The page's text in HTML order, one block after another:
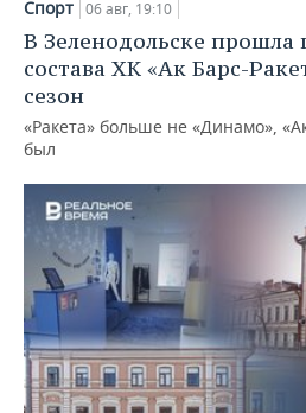
Спорт 06 авг, 19:10
В Зеленодольске прошла
состава ХК «Ак Барс-
сезон
«Ракета» больше не «Динамо»,
был